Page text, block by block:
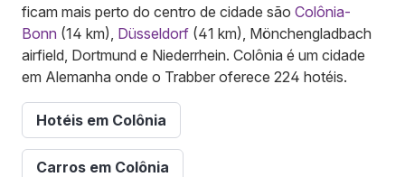
ficam mais perto do centro de cidade são Colônia-
Bonn (14 km), Düsseldorf (41 km), Mönchengladbach
airfield, Dortmund e Niederrhein. Colônia é um cidade
em Alemanha onde o Trabber oferece 224 hotéis.
Hotéis em Colônia
Carros em Colônia